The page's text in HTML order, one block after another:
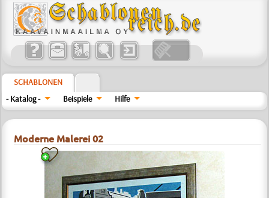
SCHABLONEN
- Katalog -
Beispiele Hilfe
Moderne Malerei 02